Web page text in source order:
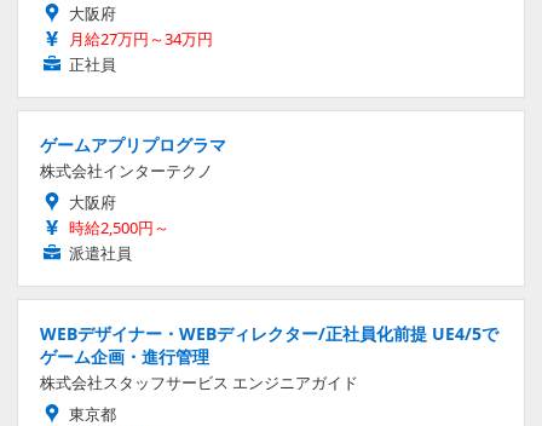
大阪府
月給27万円～34万円
正社員
ゲームアプリプログラマ
株式会社インターテクノ
大阪府
時給2,500円～
派遣社員
WEBデザイナー・WEBディレクター/正社員化前提 UE4/5で
ゲーム企画・進行管理
株式会社スタッフサービス エンジニアガイド
東京都